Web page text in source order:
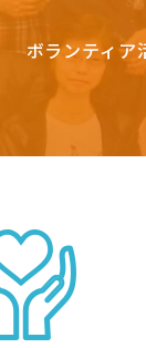
ボランティア